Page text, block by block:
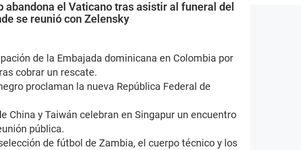
abandona el Vaticano tras asistir al funeral del
se reunió con Zelensky
de la Embajada dominicana en Colombia por
cobrar un rescate.
proclaman la nueva República Federal de
China y Taiwán celebran en Singapur un encuentro
pública.
de fútbol de Zambia, el cuerpo técnico y los